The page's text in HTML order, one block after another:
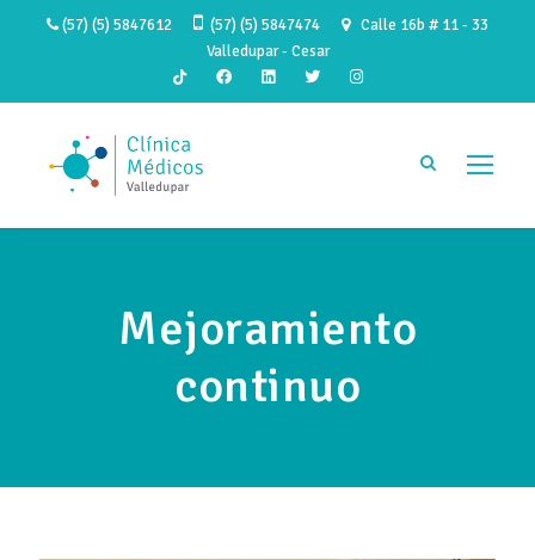
(57) (5) 5847612 (57) (5) 5847474
Calle 16b # 11 - 33
Valledupar - Cesar
Mejoramiento
continuo